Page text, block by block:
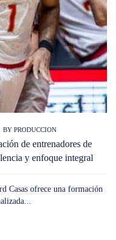
BY PRODUCCION
de entrenadores de
y enfoque integral
Casas ofrece una formación